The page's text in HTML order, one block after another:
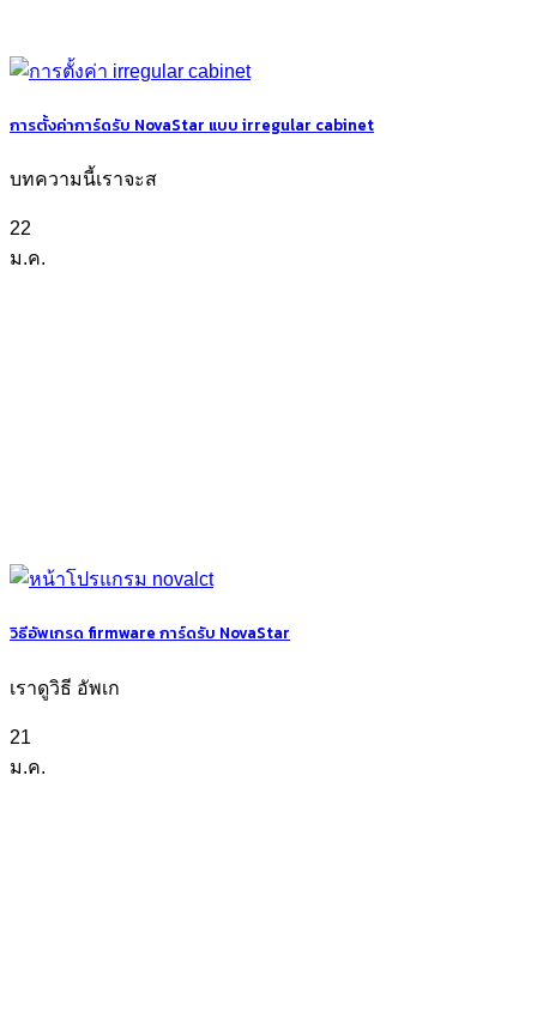
การตั้งค่าการ์ดรับ NovaStar แบบ irregular cabinet
บทความนี้เราจะส
22
ม.ค.
วิธีอัพเกรด firmware การ์ดรับ NovaStar
เราดูวิธี อัพเก
21
ม.ค.